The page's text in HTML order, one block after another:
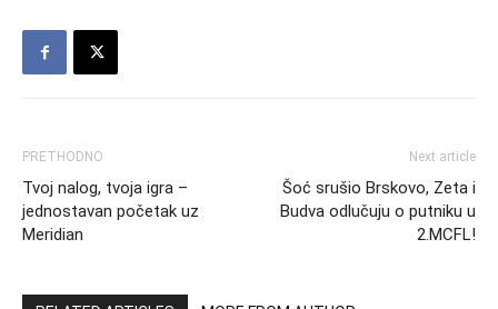
PRETHODNO
Tvoj nalog, tvoja igra –
jednostavan početak uz
Meridian
Next article
Šoć srušio Brskovo, Zeta i
Budva odlučuju o putniku u
2.MCFL!